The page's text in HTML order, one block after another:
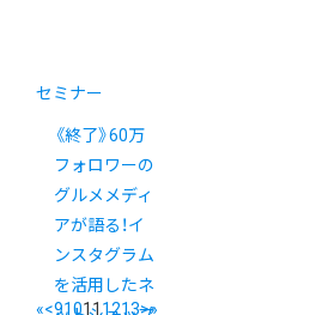
セミナー
《終了》60万
フォロワーの
グルメメディ
アが語る！イ
ンスタグラム
を活用したネ
«<910111213>»